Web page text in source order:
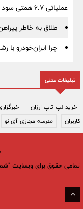
عملیاتی ۶.۷ همتی سود ساخت
طلاق به خاطر
چرا ایران‌خودرو با رشد ۲۴ درصدی فروش، ۲۲.۵ همت زیان
تبلیغات متنی
خرید لپ تاپ ارزان
کاربران
مدرسه مجازی آی نو
تمامی حقوق برای وبسایت